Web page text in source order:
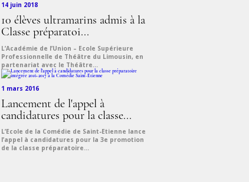
14 juin 2018
10 élèves ultramarins admis à la
Classe préparatoi...
L’Académie de l’Union – Ecole Supérieure
Professionnelle de Théâtre du Limousin, en
partenariat avec le Théâtre...
1 mars 2016
Lancement de l'appel à
candidatures pour la classe...
L’Ecole de la Comédie de Saint-Etienne lance
l’appel à candidatures pour la 3e promotion
de la classe préparatoire...